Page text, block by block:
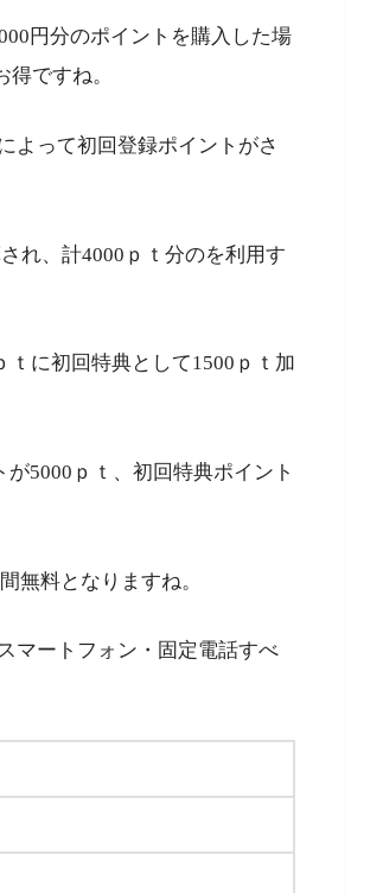
円分のポイントを購入した場
ですね。
よって初回登録ポイントがさ
れ、計4000ｐｔ分のを利用す
に初回特典として1500ｐｔ加
5000ｐｔ、初回特典ポイント
無料となりますね。
マートフォン・固定電話すべ